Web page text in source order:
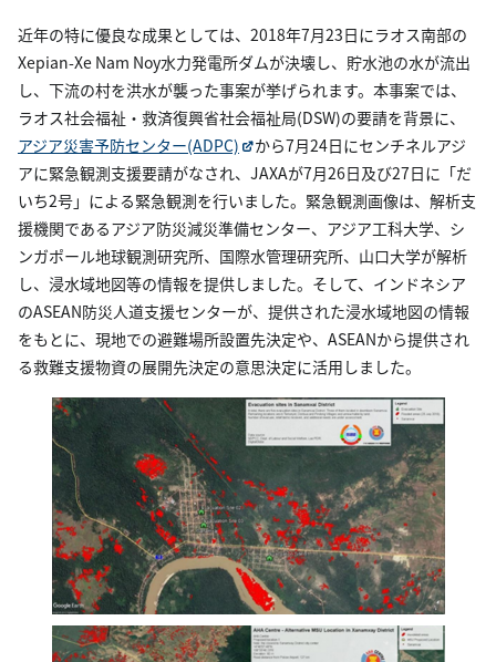
近年の特に優良な成果としては、2018年7月23日にラオス南部の
Xepian-Xe Nam Noy水力発電所ダムが決壊し、貯水池の水が流出
し、下流の村を洪水が襲った事案が挙げられます。本事案では、
ラオス社会福祉・救済復興省社会福祉局(DSW)の要請を背景に、
アジア災害予防センター(ADPC)
から7月24日にセンチネルアジ
アに緊急観測支援要請がなされ、JAXAが7月26日及び27日に「だ
いち2号」による緊急観測を行いました。緊急観測画像は、解析支
援機関であるアジア防災減災準備センター、アジア工科大学、シ
ンガポール地球観測研究所、国際水管理研究所、山口大学が解析
し、浸水域地図等の情報を提供しました。そして、インドネシア
のASEAN防災人道支援センターが、提供された浸水域地図の情報
をもとに、現地での避難場所設置先決定や、ASEANから提供され
る救難支援物資の展開先決定の意思決定に活用しました。